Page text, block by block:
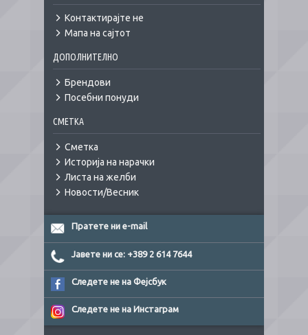
Контактирајте не
Мапа на сајтот
ДОПОЛНИТЕЛНО
Брендови
Посебни понуди
СМЕТКА
Сметка
Историја на нарачки
Листа на желби
Новости/Весник
Пратете ни e-mail
Јавете ни се: +389 2 614 7644
Следете не на Фејсбук
Следете не на Инстаграм